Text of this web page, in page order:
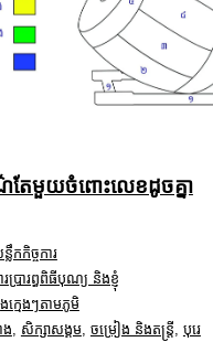
ែមួយចំពោះលេខដូចគ្នា
លឹកកិច្ចការ
រប្រារព្ធពិធីបុណ្យ និងខ្ញុំ
ងក្មេងៗតាមភូមិ
ង, សិក្សាសង្គម, ចម្រៀង និងតន្ត្រី, បុរេ